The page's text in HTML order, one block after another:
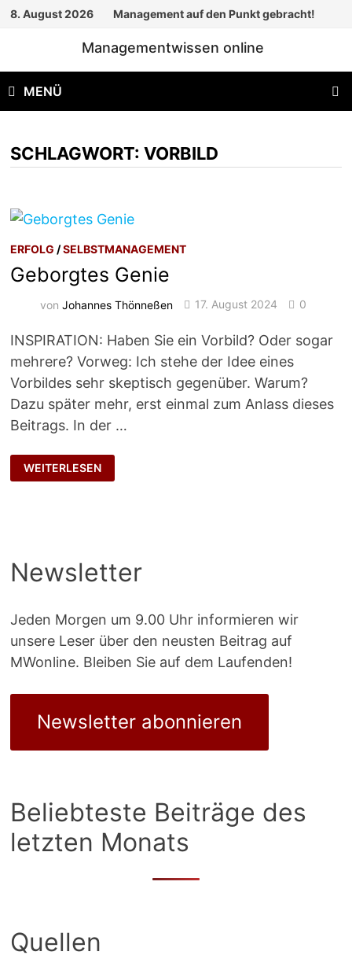
Zum
8. August 2026 Management auf den Punkt gebracht!
Managementwissen online
MENÜ
SCHLAGWORT:VORBILD
ERFOLG /SELBSTMANAGEMENT
Geborgtes Genie
vonJohannes Thönneßen 17. August 2024 0
INSPIRATION: Haben Sie ein Vorbild? Oder sogar
mehrere? Vorweg: Ich stehe der Idee eines
Vorbildes sehr skeptisch gegenüber. Warum?
Dazu später mehr, erst einmal zum Anlass dieses
Beitrags. In der …
GEBORGTES
GENIE
WEITERLESEN
Newsletter
Jeden Morgen um 9.00 Uhr informieren wir
unsere Leser über den neusten Beitrag auf
MWonline. Bleiben Sie auf dem Laufenden!
Newsletter abonnieren
Beliebteste Beiträge des
letzten Monats
Quellen